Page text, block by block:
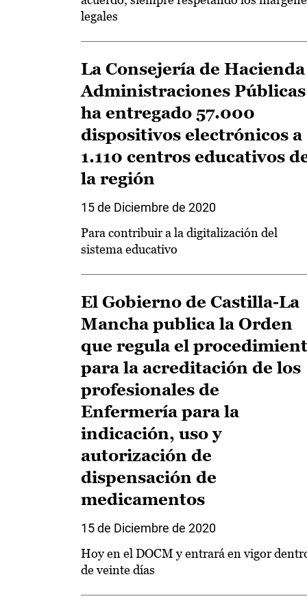
legales
La Consejería de Hacienda
Administraciones Públicas
ha entregado 57.000
dispositivos electrónicos a
1.110 centros educativos
la región
15 de Diciembre de 2020
Para contribuir a la digitalización del
sistema educativo
El Gobierno de Castilla-La
Mancha publica la Orden
que regula el
para la acreditación de los
profesionales de
Enfermería para la
indicación, uso y
autorización de
dispensación de
medicamentos
15 de Diciembre de 2020
Hoy en el DOCM y entrará en vigor
de veinte días